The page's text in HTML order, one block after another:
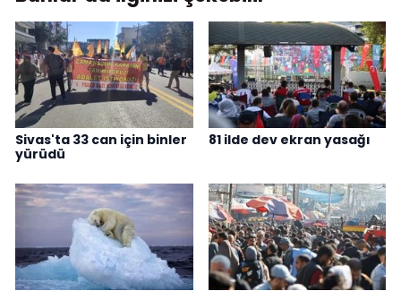
Sivas'ta 33 can için binler
yürüdü
81 ilde dev ekran yasağı